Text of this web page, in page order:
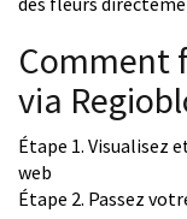
Comment
via
Étape 1. Visualisez
web
Étape 2. Passez